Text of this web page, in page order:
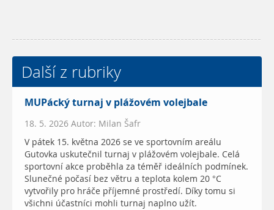
Další z rubriky
MUPácký turnaj v plážovém volejbale
18. 5. 2026 Autor: Milan Šafr
V pátek 15. května 2026 se ve sportovním areálu
Gutovka uskutečnil turnaj v plážovém volejbale. Celá
sportovní akce proběhla za téměř ideálních podmínek.
Slunečné počasí bez větru a teplota kolem 20 °C
vytvořily pro hráče příjemné prostředí. Díky tomu si
všichni účastníci mohli turnaj naplno užít.